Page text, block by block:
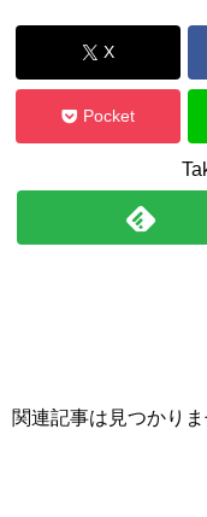
X
Pocket
関連記事は見つかりま